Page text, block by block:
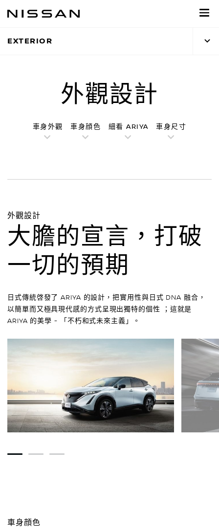
主
目EXTERIOR
外觀設計
車身外觀 車身顔色 細看 ARIYA 車身尺寸
大膽的宣言，打破
一切的預期
外觀設計
日式傳統啓發了 ARIYA 的設計，把實用性與日式 DNA 融合，
以簡單而又極具現代感的方式呈現出獨特的個性 ；這就是
ARIYA 的美學 - 「不朽和式未來主義」。
1 2 3
車身顔色